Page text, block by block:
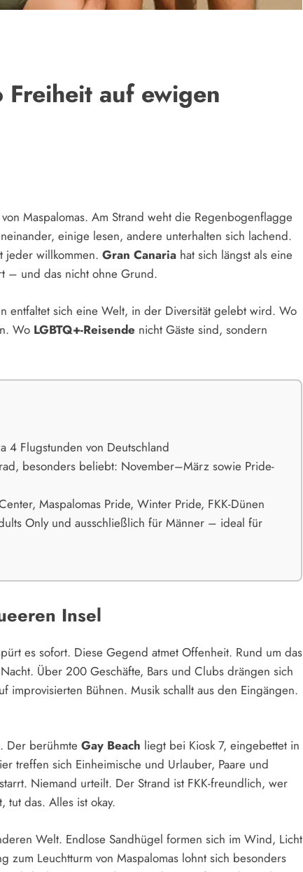
auf ewigen
Maspalomas. Am Strand weht die Regenbogenflagge
einige lesen, andere unterhalten sich lachend.
jeder willkommen. Gran Canaria hat sich längst als eine
– und das nicht ohne Grund.
entfaltet sich eine Welt, in der Diversität gelebt wird. Wo
Wo LGBTQ+-Reisende nicht Gäste sind, sondern
4 Flugstunden von Deutschland
besonders beliebt: November–März sowie Pride-
Maspalomas Pride, Winter Pride, FKK-Dünen
Only und ausschließlich für Männer – ideal für
Insel
es sofort. Diese Gegend atmet Offenheit. Rund um das
Über 200 Geschäfte, Bars und Clubs drängen sich
improvisierten Bühnen. Musik schallt aus den Eingängen.
Der berühmte Gay Beach liegt bei Kiosk 7, eingebettet in
treffen sich Einheimische und Urlauber, Paare und
Niemand urteilt. Der Strand ist FKK-freundlich, wer
tut das. Alles ist okay.
Welt. Endlose Sandhügel formen sich im Wind, Licht
zum Leuchtturm von Maspalomas lohnt sich besonders